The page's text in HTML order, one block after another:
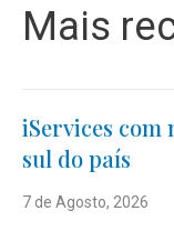
Mais
iServices com
sul do país
7 de Agosto, 2026